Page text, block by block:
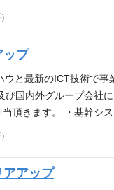
基盤に関する運用マ
る役割を担って頂き
したい方 アピールポ
一気通貫した幅広いＩ
ップ
と最新のICT技術で
国内外グループ会社
頂きます。 ・基幹シ
って頂きます。 必要
経験がある方■プロ
Validation)に関
アアップ